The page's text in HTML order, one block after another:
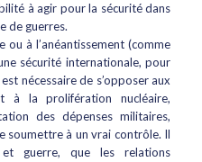
à agir pour la sécurité dans
de guerres.
ou à l’anéantissement (comme
sécurité internationale, pour
nécessaire de s’opposer aux
à la prolifération nucléaire,
des dépenses militaires,
soumettre à un vrai contrôle. Il
guerre, que les relations